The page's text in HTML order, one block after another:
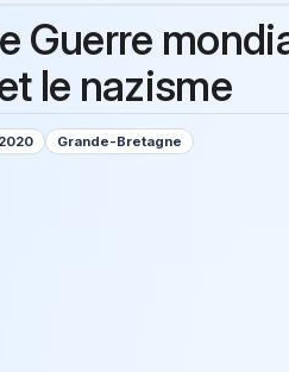
Guerre
le nazisme
2020 Grande-Bretagne